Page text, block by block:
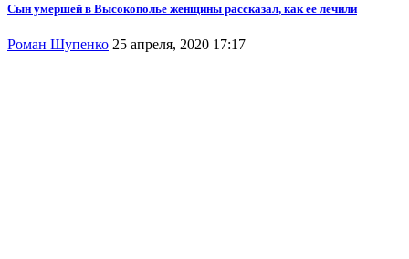
Сын умершей в Высокополье женщины рассказал, как ее лечили
Роман Шупенко 25 апреля, 2020 17:17